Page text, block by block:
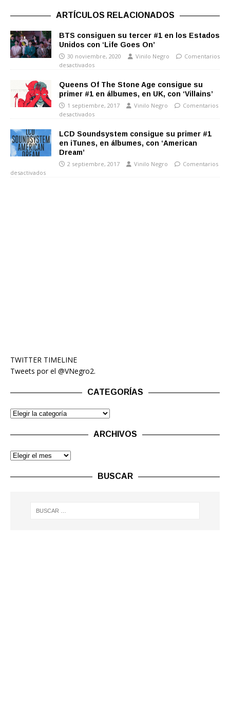
ARTÍCULOS RELACIONADOS
BTS consiguen su tercer #1 en los Estados
Unidos con ‘Life Goes On’
30 noviembre, 2020 Vinilo Negro
Comentarios
desactivados
Queens Of The Stone Age consigue su
primer #1 en álbumes, en UK, con ‘Villains’
1 septiembre, 2017 Vinilo Negro
Comentarios
desactivados
LCD Soundsystem consigue su primer #1
en iTunes, en álbumes, con ‘American
Dream’
2 septiembre, 2017 Vinilo Negro
Comentarios
desactivados
TWITTER TIMELINE
Tweets por el @VNegro2.
CATEGORÍAS
ARCHIVOS
BUSCAR